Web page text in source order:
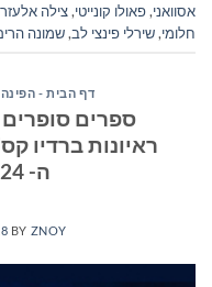
אסוואני,פאולו קונייטי,צילה אלעזר
חלומי,שירלי פינצי לב,שמונה
דף הבית -
ספרים
ה- 24 בינואר 2018
BY ZNOY